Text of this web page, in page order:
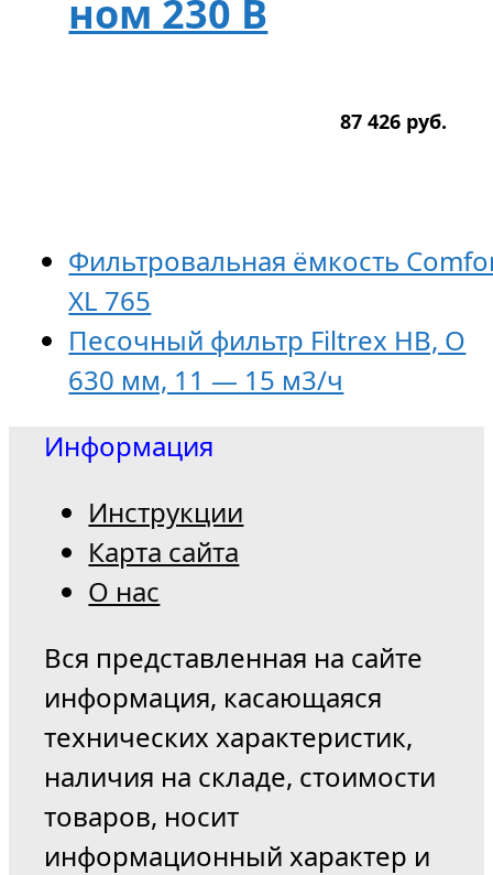
ном 230 В
87 426 руб.
Фильтровальная ёмкость
XL 765
Песочный фильтр Filtrex HB, O
630 мм, 11 — 15 м3/ч
Информация
Инструкции
Карта сайта
О нас
Вся представленная на сайте
информация, касающаяся
технических характеристик,
наличия на складе, стоимости
товаров, носит
информационный характер и